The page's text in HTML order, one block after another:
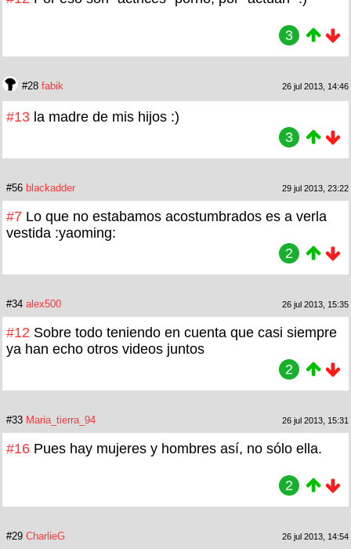
3
#28 fabik 26 jul 2013, 14:46
#13 la madre de mis hijos :)
3
#56 blackadder 29 jul 2013, 23:22
#7 Lo que no estabamos acostumbrados es a verla
vestida :yaoming:
2
#34 alex500 26 jul 2013, 15:35
#12 Sobre todo teniendo en cuenta que casi siempre
ya han echo otros videos juntos
2
#33 Maria_tierra_94 26 jul 2013, 15:31
#16 Pues hay mujeres y hombres así, no sólo ella.
2
#29 CharlieG 26 jul 2013, 14:54